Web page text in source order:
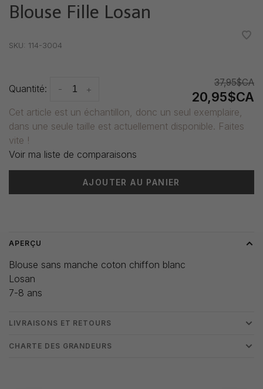
Blouse Fille Losan
SKU: 114-3004
Quantité: +
-
37,95$CA
20,95$CA
Cet article est un échantillon, donc un seul exemplaire,
dans une seule taille est actuellement disponible. Faites
vite !
Voir ma liste de comparaisons
AJOUTER AU PANIER
APERÇU
Blouse sans manche coton chiffon blanc
Losan
7-8 ans
LIVRAISONS ET RETOURS
CHARTE DES GRANDEURS